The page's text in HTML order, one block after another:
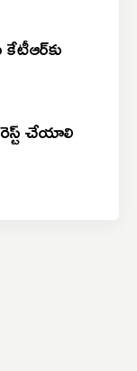
చేయాలి